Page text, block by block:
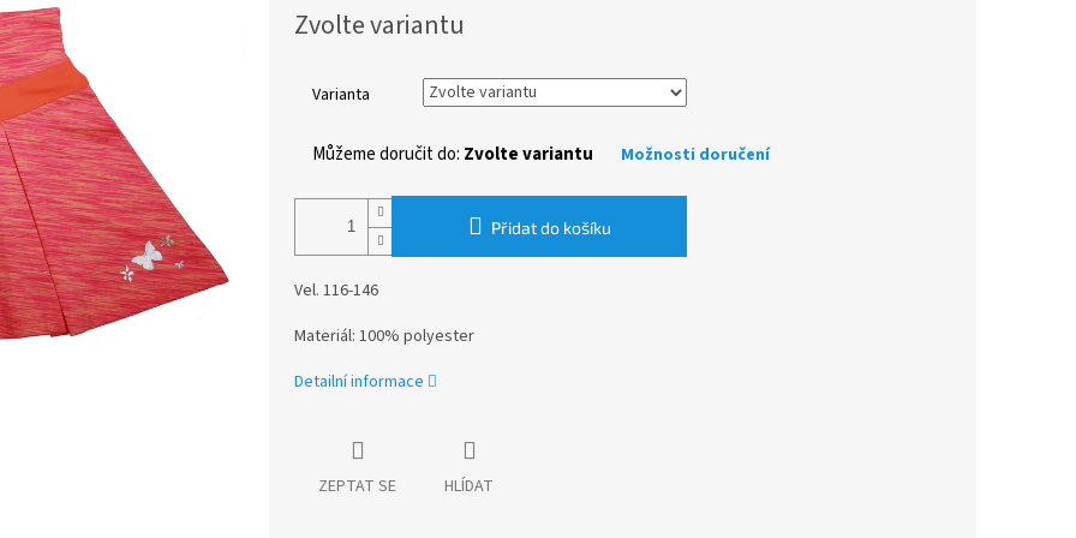
cena:
Zvolte variantu
Varianta
Můžeme doručit do: Zvolte variantu Možnosti doručení
Přidat do košíku
Vel. 116-146
Materiál: 100% polyester
Detailní informace
ZEPTAT SE HLÍDAT